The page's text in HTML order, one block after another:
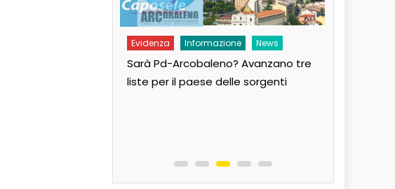
Evidenza Informazione News
Sarà Pd-Arcobaleno? Avanzano tre
liste per il paese delle sorgenti